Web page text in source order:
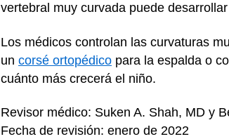
vertebral muy curvada puede
Los médicos controlan las curvaturas
un corsé ortopédico para la espalda o
cuánto más crecerá el niño.
Revisor médico: Suken A. Shah, MD y
Fecha de revisión: enero de 2022